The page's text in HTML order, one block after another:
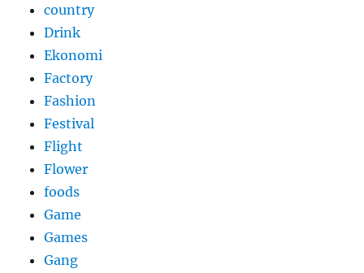
country
Drink
Ekonomi
Factory
Fashion
Festival
Flight
Flower
foods
Game
Games
Gang